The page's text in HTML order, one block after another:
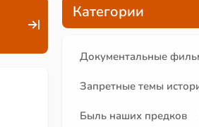
Категории
Документальные
Запретные темы
Быль наших предков